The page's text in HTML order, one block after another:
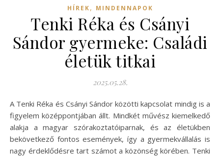
HÍREK, MINDENNAPOK
Tenki Réka és Csányi
Sándor gyermeke: Családi
életük titkai
2025.05.28.
A Tenki Réka és Csányi Sándor közötti kapcsolat mindig is a
figyelem középpontjában állt. Mindkét művész kiemelkedő
alakja a magyar szórakoztatóiparnak, és az életükben
bekövetkező fontos események, így a gyermekvállalás is
nagy érdeklődésre tart számot a közönség körében. Tenki